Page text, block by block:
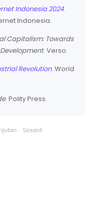
Indonesia 2024.
Indonesia.
Capitalism: Towards
. Verso.
Revolution. World
. Polity Press.
Sosant